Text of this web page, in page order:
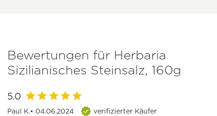
Bewertungen für Herbaria
Sizilianisches Steinsalz, 160g
5.0
Paul K.• 04.06.2024 verifizierter Käufer